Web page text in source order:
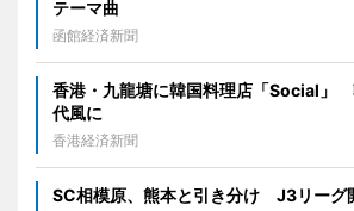
テーマ曲
函館経済新聞
香港・九龍塘に韓国料理店「Social」
代風に
香港経済新聞
SC相模原、熊本と引き分け J3リーグ